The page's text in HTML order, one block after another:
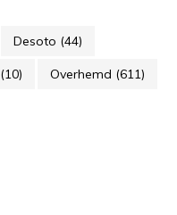
Desoto (44)
(10) Overhemd (611)